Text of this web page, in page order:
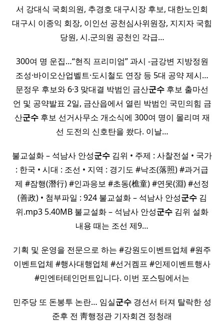
서 강대식 국회의원, 추경호 대구시장 후보, 대한노인회
대구시 이종익 회장, 이인선 공천심사위원장, 지지자 국힘
당원, 시.군의원 공천인 각급…
300여 명 운집…“현직 프리미엄” 과시 -금강변 지방정원
조성·바이오산업벨트·도시철도 연장 등 5대 공약 제시…
문정우 후보와 6·3 맞대결 박범인 금산군수 후보 출마선
언 및 공약발표 2일, 금산읍에서 열린 박범인 국민의힘 금
산군수후보 선거사무소 개소식에 300여 명이 몰리며 재
선 도전의 신호탄을 쐈다. 이날…
불교설화 – 석남사 안성군수 김위 • 주제 : 사찰전설 • 국가
: 한국 • 시대 : 조선 • 지역 : 경기도 #낙조(落照) #과거급
제 #잠행(潛行) #인과응보 #초동(樵童) #연못(淵) #선정
(善政) • 첨부파일 : 924 불교설화 – 석남사 안성군수김
위.mp3 5.40MB 불교설화 – 석남사 안성군수 김위 설화
내용 때는 조선 제9…
기획 및 운영을 전문으로 하는 #강원도이벤트업체 #원주
이벤트업체 #행사대행업체 #선거켐프 #인제이벤트행사
#민엔터테인먼트입니다. 이번 포스팅에서는
민주당 또 돈봉투 논란… 임실군수경선서 터져 탈락한 성
준후 전 靑행정관 기자회견 정청래